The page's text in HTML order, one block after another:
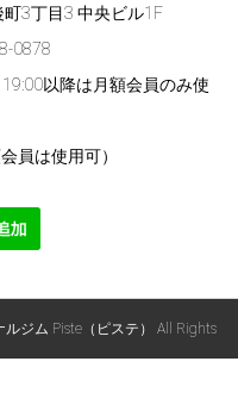
3丁目3 中央ビル1F
0878
以降は月額会員のみ使
員は使用可）
ジム Piste（ピステ） All Rights